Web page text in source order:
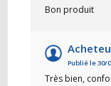
Bon produit
Publié le 30/
Très bien,